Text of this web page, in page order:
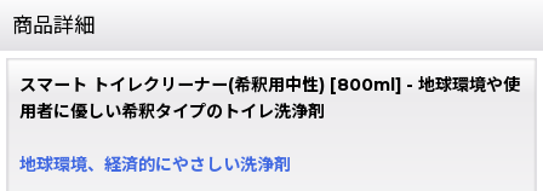
商品詳細
スマート トイレクリーナー(希釈用中性) [800ml] - 地球環境や使
用者に優しい希釈タイプのトイレ洗浄剤
地球環境、経済的にやさしい洗浄剤